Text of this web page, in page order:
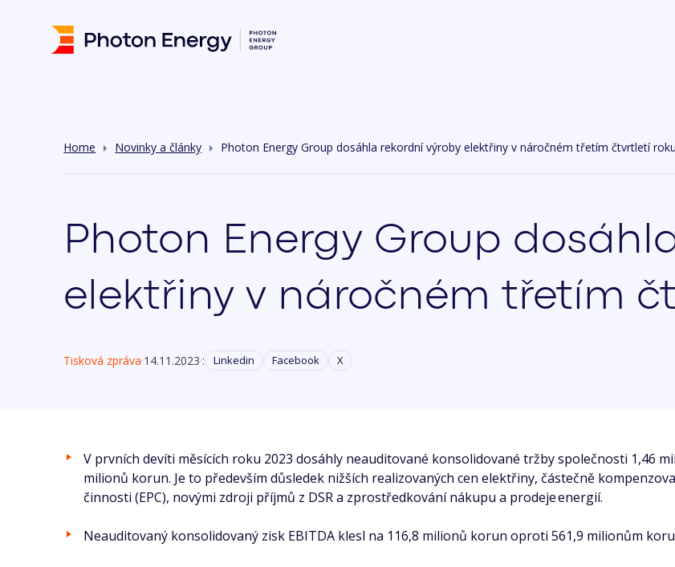
Home Novinky a články Photon Energy Group dosáhla rekordní výroby elektřiny v náročném třetím čtvrtletí
Photon Energy Group
elektřiny v náročném třetím
Tisková zpráva 14.11.2023 : Linkedin Facebook X
V prvních devíti měsících roku 2023 dosáhly neauditované konsolidované tržby společnosti 1,46
milionů korun. Je to především důsledek nižších realizovaných cen elektřiny, částečně
činnosti (EPC), novými zdroji příjmů z DSR a zprostředkování nákupu a prodeje energií.
Neauditovaný konsolidovaný zisk EBITDA klesl na 116,8 milionů korun oproti 561,9 milionům